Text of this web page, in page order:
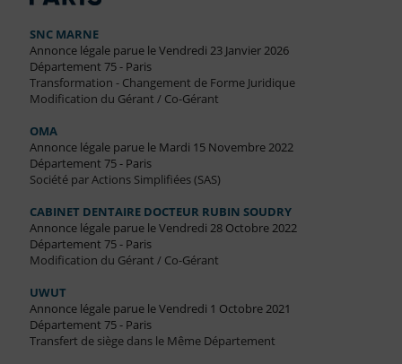
SNC MARNE
Annonce légale parue le Vendredi 23 Janvier 2026
Département 75 - Paris
Transformation - Changement de Forme Juridique
Modification du Gérant / Co-Gérant
OMA
Annonce légale parue le Mardi 15 Novembre 2022
Département 75 - Paris
Société par Actions Simplifiées (SAS)
CABINET DENTAIRE DOCTEUR RUBIN SOUDRY
Annonce légale parue le Vendredi 28 Octobre 2022
Département 75 - Paris
Modification du Gérant / Co-Gérant
UWUT
Annonce légale parue le Vendredi 1 Octobre 2021
Département 75 - Paris
Transfert de siège dans le Même Département